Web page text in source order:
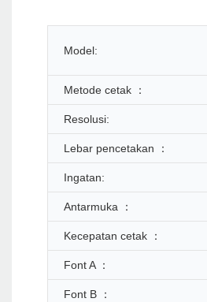
Model:
Metode cetak ：
Resolusi:
Lebar pencetakan ：
Ingatan:
Antarmuka ：
Kecepatan cetak ：
Font A ：
Font B ：